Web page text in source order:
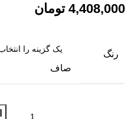
4,408,000 تومان
رنگ
صاف